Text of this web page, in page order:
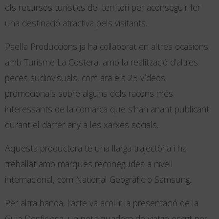
els recursos turístics del territori per aconseguir fer
una destinació atractiva pels visitants.
Paella Produccions ja ha col·laborat en altres ocasions
amb Turisme La Costera, amb la realització d’altres
peces audiovisuals, com ara els 25 vídeos
promocionals sobre alguns dels racons més
interessants de la comarca que s’han anant publicant
durant el darrer any a les xarxes socials.
Aquesta productora té una llarga trajectòria i ha
treballat amb marques reconegudes a nivell
internacional, com National Geogràfic o Samsung.
Per altra banda, l’acte va acollir la presentació de la